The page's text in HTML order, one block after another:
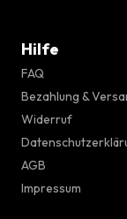
Hilfe
FAQ
Bezahlung &
Widerruf
AGB
Impressum